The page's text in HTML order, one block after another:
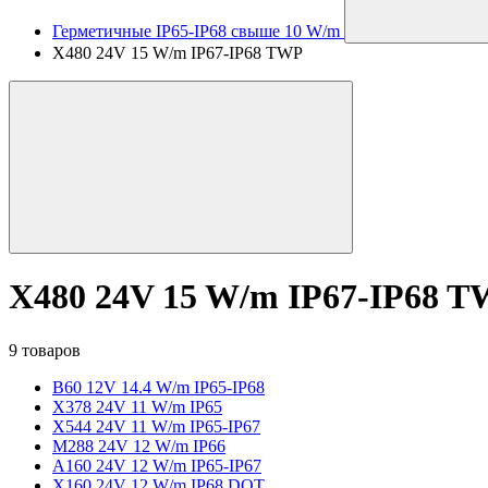
Герметичные IP65-IP68 свыше 10 W/m
X480 24V 15 W/m IP67-IP68 TWP
X480 24V 15 W/m IP67-IP68
9 товаров
B60 12V 14.4 W/m IP65-IP68
X378 24V 11 W/m IP65
X544 24V 11 W/m IP65-IP67
M288 24V 12 W/m IP66
A160 24V 12 W/m IP65-IP67